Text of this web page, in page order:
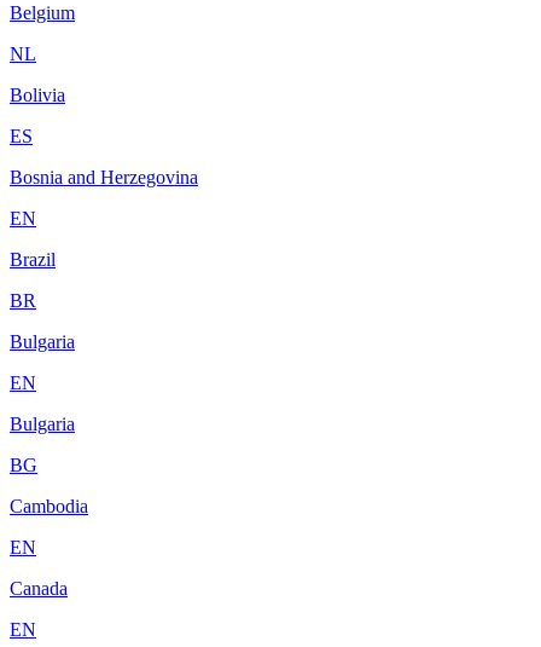
Belgium
NL
Bolivia
ES
Bosnia and Herzegovina
EN
Brazil
BR
Bulgaria
EN
Bulgaria
BG
Cambodia
EN
Canada
EN